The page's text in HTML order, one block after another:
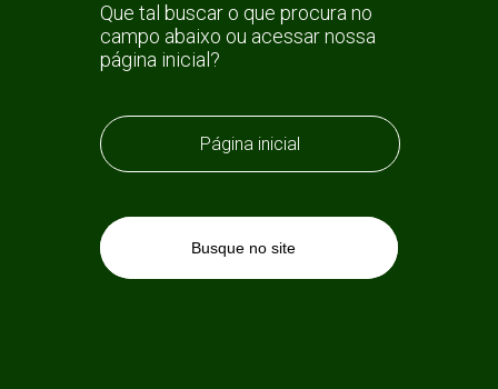
Que tal buscar o que procura no
campo abaixo ou acessar nossa
página inicial?
Página inicial